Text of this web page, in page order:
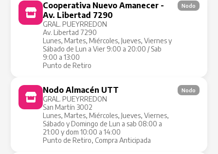
Cooperativa Nuevo Amanecer -
Av. Libertad 7290
GRAL. PUEYRREDON
Av. Libertad 7290
Lunes, Martes, Miércoles, Jueves, Viernes y
Sábado de Lun a Vier 9:00 a 20:00 / Sab
9:00 a 13:00
Punto de Retiro
Nodo
Nodo Almacén UTT
GRAL. PUEYRREDON
San Martín 3002
Lunes, Martes, Miércoles, Jueves, Viernes,
Sábado y Domingo de Lun a sab 08:00 a
21:00 y dom 10:00 a 14:00
Punto de Retiro, Compra Anticipada
Nodo